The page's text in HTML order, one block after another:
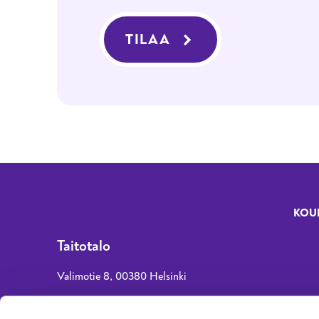
TILAA
Taitotalo
Valimotie 8, 00380 Helsinki